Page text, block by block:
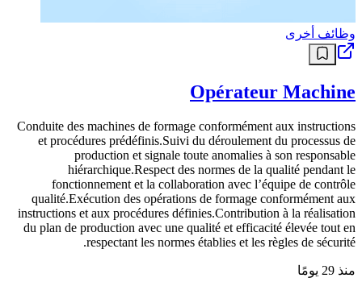
وظائف أخرى
Opérateur Machine
Conduite des machines de formage conformément aux instructions
et procédures prédéfinis.Suivi du déroulement du processus de
production et signale toute anomalies à son responsable
hiérarchique.Respect des normes de la qualité pendant le
fonctionnement et la collaboration avec l’équipe de contrôle
qualité.Exécution des opérations de formage conformément aux
instructions et aux procédures définies.Contribution à la réalisation
du plan de production avec une qualité et efficacité élevée tout en
respectant les normes établies et les règles de sécurité.
منذ 29 يومًا